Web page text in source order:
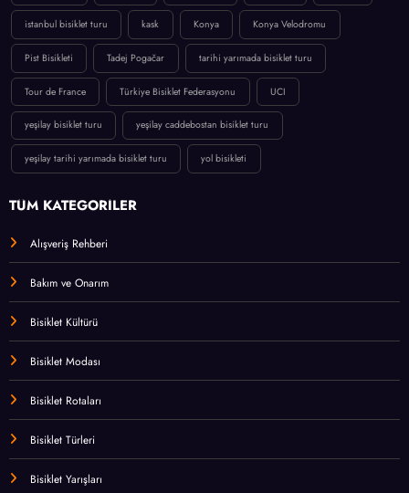
istanbul bisiklet turu kask Konya Konya Velodromu
Pist Bisikleti Tadej Pogačar tarihi yarımada bisiklet turu
Tour de France Türkiye Bisiklet Federasyonu UCI
yeşilay bisiklet turu yeşilay caddebostan bisiklet turu
yeşilay tarihi yarımada bisiklet turu yol bisikleti
TÜM KATEGORİLER
Alışveriş Rehberi
Bakım ve Onarım
Bisiklet Kültürü
Bisiklet Modası
Bisiklet Rotaları
Bisiklet Türleri
Bisiklet Yarışları